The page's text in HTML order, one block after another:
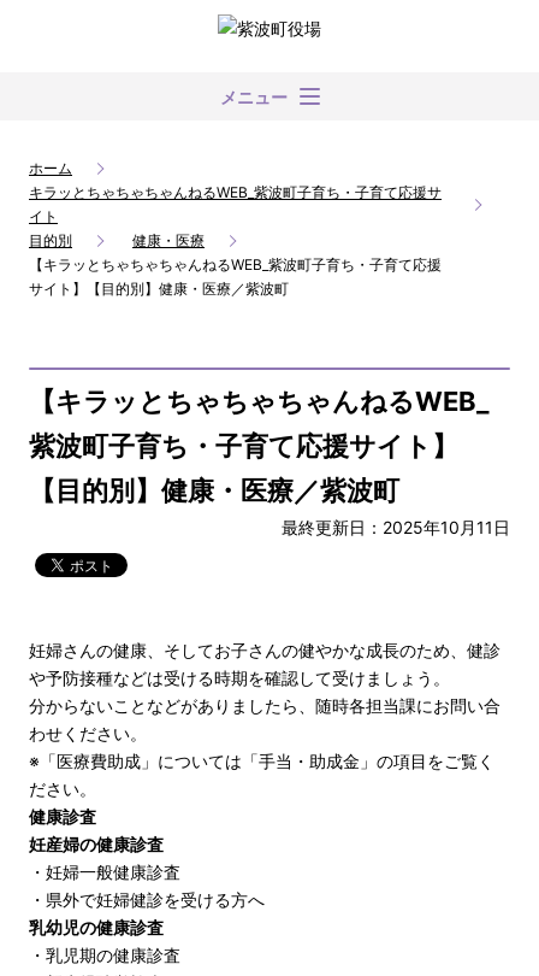
メニュー
ホーム
キラッとちゃちゃちゃんねるWEB_紫波町子育ち・子育て応援サ
イト
目的別
健康・医療
【キラッとちゃちゃちゃんねるWEB_紫波町子育ち・子育て応援
サイト】【目的別】健康・医療／紫波町
【キラッとちゃちゃちゃんねるWEB_
紫波町子育ち・子育て応援サイト】
【目的別】健康・医療／紫波町
最終更新日：2025年10月11日
妊婦さんの健康、そしてお子さんの健やかな成長のため、健診
や予防接種などは受ける時期を確認して受けましょう。
分からないことなどがありましたら、随時各担当課にお問い合
わせください。
※「医療費助成」については 「手当・助成金」 の項目をご覧く
ださい。
健康診査
妊産婦の健康診査
・ 妊婦一般健康診査
・ 県外で妊婦健診を受ける方へ
乳幼児の健康診査
・ 乳児期の健康診査